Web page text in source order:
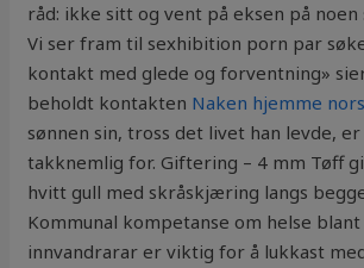
råd: ikke sitt og vent på eksen på noen
Vi ser fram til sexhibition porn par
kontakt med glede og forventning»
beholdt kontakten Naken hjemme
sønnen sin, tross det livet han levde,
takknemlig for. Giftering – 4 mm Tøff
hvitt gull med skråskjæring langs
Kommunal kompetanse om helse
innvandrarar er viktig for å lukkast